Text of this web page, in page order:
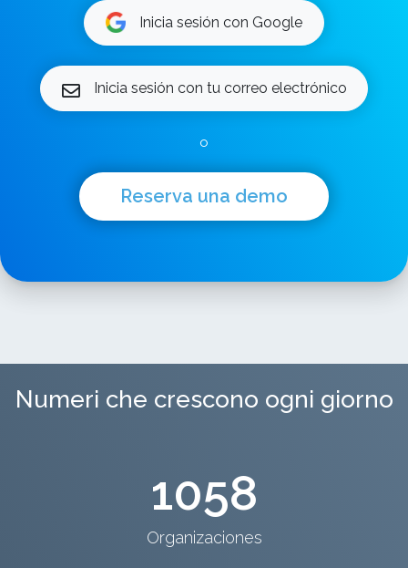
Inicia sesión con Google
Inicia sesión con tu correo electrónico
o
Reserva una demo
Numeri che crescono ogni giorno
1058
Organizaciones